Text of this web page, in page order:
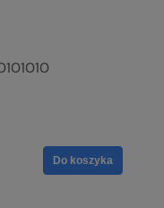
Do koszyka